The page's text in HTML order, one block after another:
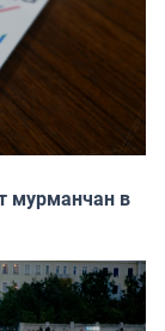
мурманчан в